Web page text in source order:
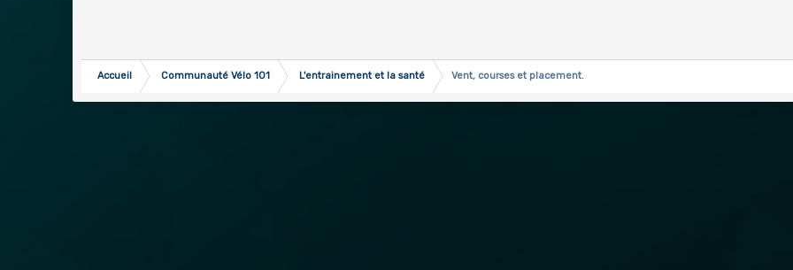
Accueil Communauté Vélo 101 L'entrainement et la santé Vent, courses et placement.